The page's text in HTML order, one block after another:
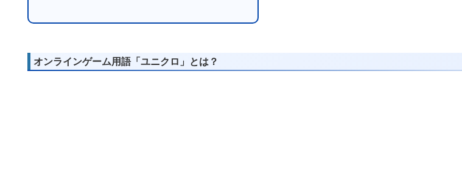
オンラインゲーム用語「ユニクロ」とは？